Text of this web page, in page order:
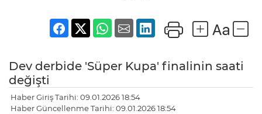
Dev derbide 'Süper Kupa' finalinin saati
değişti
Haber Giriş Tarihi: 09.01.2026 18:54
Haber Güncellenme Tarihi: 09.01.2026 18:54